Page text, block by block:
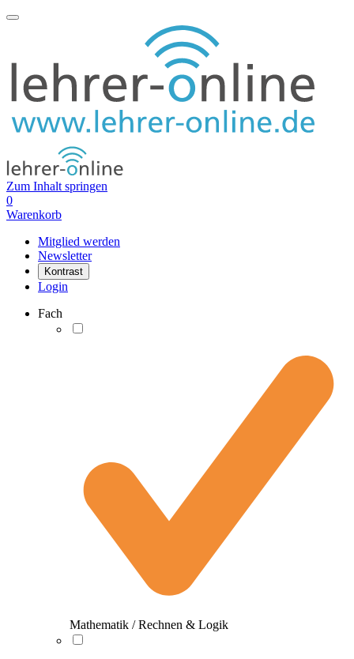
Zum Inhalt springen
0
Warenkorb
Mitglied werden
Newsletter
Kontrast
Login
Fach
Mathematik / Rechnen & Logik